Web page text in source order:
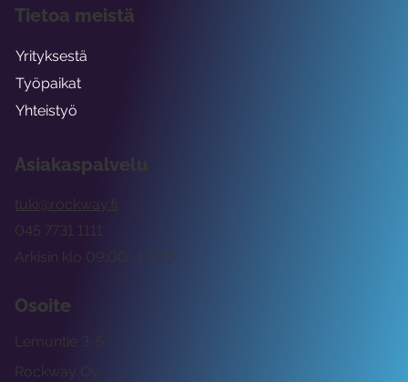
Asiakaspalvelu
tuki@rockway.fi
Arkisin klo 09:00 -15:00
045 7731 1111
Osoite
Rockway Oy
Lemuntie 3-5
Tietoa meistä
Yrityksestä
Työpaikat
Yhteistyö